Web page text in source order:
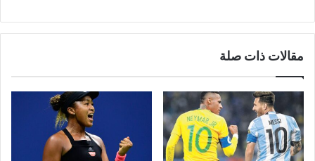
مقالات ذات صلة